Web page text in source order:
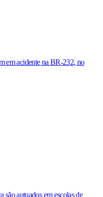
em acidente na BR-232, no
são autuados em escolas de